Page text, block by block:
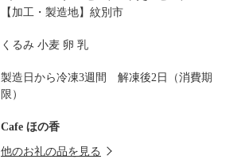
【加工・製造地】紋別市
くるみ 小麦 卵 乳
製造日から冷凍3週間 解凍後2日（消費期
限）
Cafe ほの香
他のお礼の品を見る